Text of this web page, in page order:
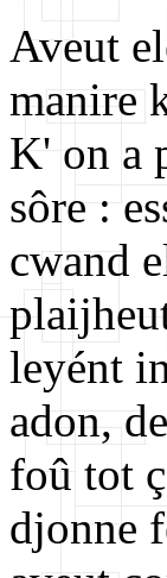
Aveut
manire
K' on a
sôre :
cwand
leyént
adon,
foû tot
djonne